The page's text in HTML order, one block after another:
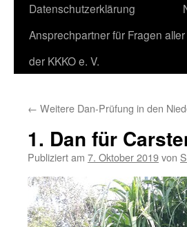
Datenschutzerklärung
Ansprechpartner für Fragen
der KKKO e. V.
← Weitere Dan-Prüfung in den
1. Dan für
Publiziert am 7. Oktober 2019von